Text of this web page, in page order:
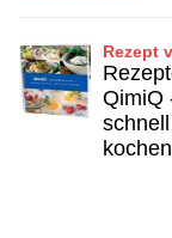
Rezept
QimiQ